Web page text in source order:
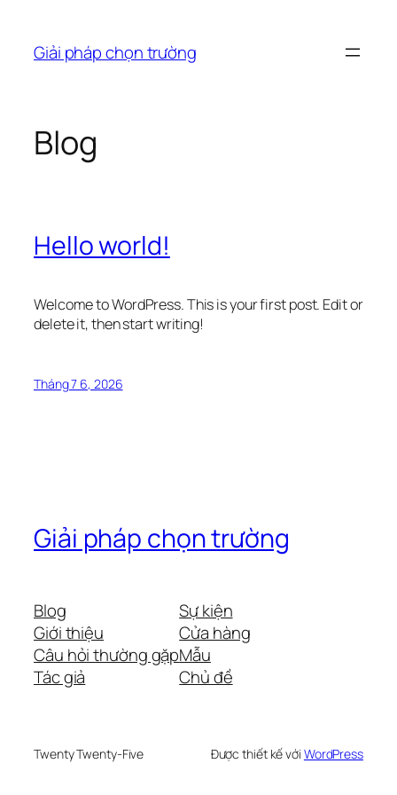
phầnGiải pháp chọn trường
Blog
Hello world!
Welcome to WordPress. This is your first post. Edit or
delete it, then start writing!
Tháng 7 6, 2026
Giải pháp chọn trường
Blog
Giới thiệu
Câu hỏi thường gặp
Tác giả
Sự kiện
Cửa hàng
Mẫu
Chủ đề
Twenty Twenty-Five Được thiết kế với WordPress